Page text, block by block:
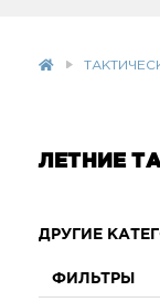
ЛЕТНИЕ
ДРУГИЕ
ФИЛЬТРЫ